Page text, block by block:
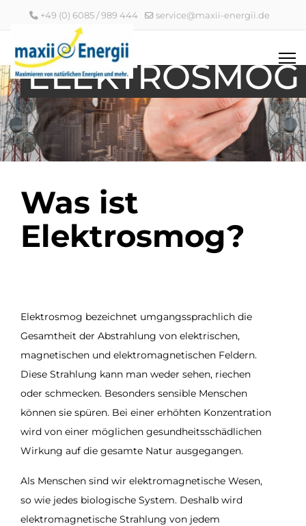
+49 (0) 6085 / 989 444 service@maxii-energii.de
ELEKTROSMOG
Was ist
Elektrosmog?
Elektrosmog bezeichnet umgangssprachlich die
Gesamtheit der Abstrahlung von elektrischen,
magnetischen und elektromagnetischen Feldern.
Diese Strahlung kann man weder sehen, riechen
oder schmecken. Besonders sensible Menschen
können sie spüren. Bei einer erhöhten Konzentration
wird von einer möglichen gesundheitsschädlichen
Wirkung auf die gesamte Natur ausgegangen.
Als Menschen sind wir elektromagnetische Wesen,
so wie jedes biologische System. Deshalb wird
elektromagnetische Strahlung von jedem